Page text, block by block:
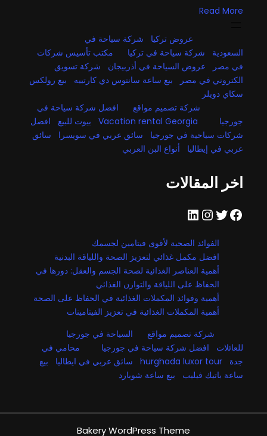
Read More
عروض تركيا
شركة سياحة في
السعودية
شركة سياحة في تركيا
مكتب تأسيس شركات
في مصر
عروض السياحة في أذربيجان
شركة تسويق
الكتروني في مصر
بيع ساعة سانتوس دي كارتييه
بيع رولكس
سكاي دويلر
شركة تصميم مواقع
افضل شركة سياحة في
جورجيا
Vacation rental Georgia بيوت للبيع
افضل
شركات سياحية في جورجيا
سائق عربي في سويسرا
سائق
عربي في إيطاليا
أنواع البن العربي
اخر المقالات
فيسبوك تويتر إنستجرام لينكد إن
الفوائد الصحية لأقوى فيتامين لجسمك
افضل مكمل غذائي لتعزيز الصحة واللياقة البدنية
أهمية العناصر الغذائية لصحة الجسم والعقل: دورها في
الحفاظ على اللياقة والتوازن الغذائي
أهمية وفوائد المكملات الغذائية في الحفاظ على الصحة
أهمية المكملات الغذائية في تعزيز الفيتامينات
شركة تصميم مواقع
السياحة في جورجيا
للعائلات
افضل شركة سياحة في جورجيا
محامي في
جدة
hurghada luxor tour سائق عربي في ايطاليا
بيع
ساعة باتيك فيليب
بيع ساعة شوبارد
Bakery WordPress Theme